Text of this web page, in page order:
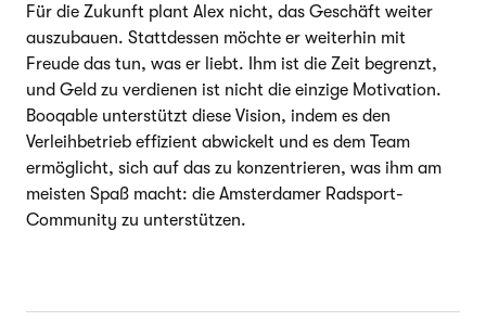
Für die Zukunft plant Alex nicht, das Geschäft weiter
auszubauen. Stattdessen möchte er weiterhin mit
Freude das tun, was er liebt. Ihm ist die Zeit begrenzt,
und Geld zu verdienen ist nicht die einzige Motivation.
Booqable unterstützt diese Vision, indem es den
Verleihbetrieb effizient abwickelt und es dem Team
ermöglicht, sich auf das zu konzentrieren, was ihm am
meisten Spaß macht: die Amsterdamer Radsport-
Community zu unterstützen.